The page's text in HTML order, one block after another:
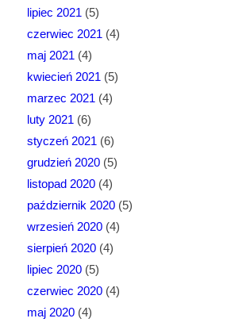
lipiec 2021 (5)
czerwiec 2021 (4)
maj 2021 (4)
kwiecień 2021 (5)
marzec 2021 (4)
luty 2021 (6)
styczeń 2021 (6)
grudzień 2020(5)
listopad 2020(4)
październik 2020(5)
wrzesień 2020(4)
sierpień 2020(4)
lipiec 2020(5)
czerwiec 2020(4)
maj 2020(4)